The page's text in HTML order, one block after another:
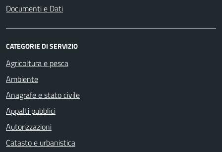
Documenti e Dati
CATEGORIE DI SERVIZIO
Agricoltura e pesca
Ambiente
Anagrafe e stato civile
Appalti pubblici
Autorizzazioni
Catasto e urbanistica